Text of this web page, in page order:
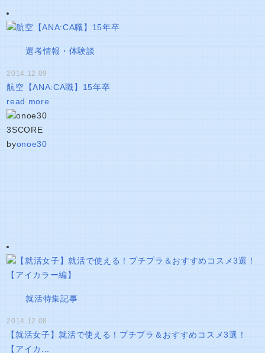
選考情報・体験談
2014.12.09
航空【ANA:CA職】15年卒
read more
3SCORE
byonoe30
就活特集記事
2014.12.08
【就活女子】就活で使える！プチプラ＆おすすめコスメ3選！
【アイカ...